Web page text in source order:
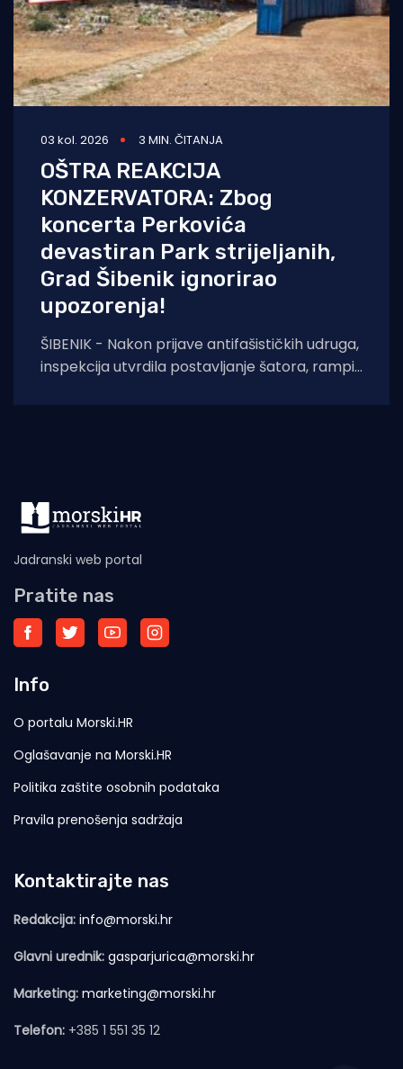
03 kol. 2026 3 MIN. ČITANJA
OŠTRA REAKCIJA
KONZERVATORA: Zbog
koncerta Perkovića
devastiran Park strijeljanih,
Grad Šibenik ignorirao
upozorenja!
ŠIBENIK - Nakon prijave antifašističkih udruga,
inspekcija utvrdila postavljanje šatora, rampi i
Jadranski web portal
Pratite nas
Info
O portalu Morski.HR
Oglašavanje na Morski.HR
Politika zaštite osobnih podataka
Pravila prenošenja sadržaja
Kontaktirajte nas
Redakcija: info@morski.hr
Glavni urednik: gasparjurica@morski.hr
Marketing: marketing@morski.hr
Telefon: +385 1 551 35 12